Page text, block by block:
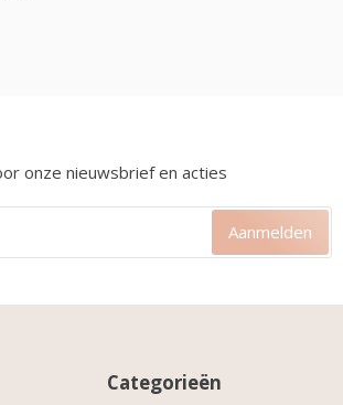
onze nieuwsbrief en acties
Aanmelden
Categorieën